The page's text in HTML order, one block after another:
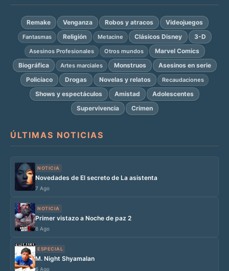
Remake Venganza Robos y atracos Videojuegos
Fantasmas Religión Metacine Clásicos Disney 3-D
Asesinos Profesionales Otros mundos
Marvel Comics
Biográfica
Artes marciales Monstruos
Asesinos en serie
Policíaco
Drogas Novelas y relatos Recaudaciones
Shows y espectáculos Amistad
Adolescentes
Supervivencia
Crimen
ÚLTIMAS NOTICIAS
NOTICIA
Novedades de El secreto de La asistenta
7 Ago
NOTICIA
Primer vistazo a Noche de paz 2
6 Ago
ESPECIAL
M. Night Shyamalan
6 Ago